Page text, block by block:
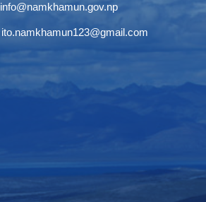
info@namkhamun.gov.np
ito.namkhamun123@gmail.com